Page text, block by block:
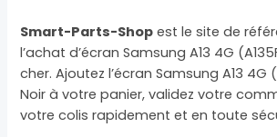
Smart-Parts-Shop est le site de
l’achat d’écran Samsung A13 4G
cher. Ajoutez l’écran Samsung A13 4G
Noir à votre panier, validez votre
votre colis rapidement et en toute